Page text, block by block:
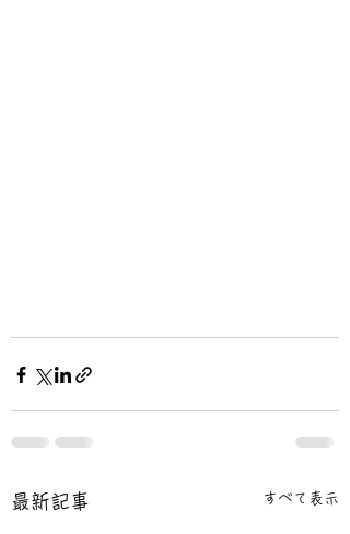
最新記事 すべて表示